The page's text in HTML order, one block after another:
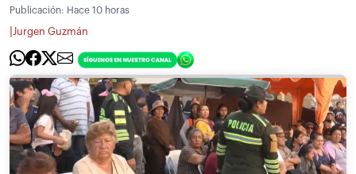
Publicación: Hace 10 horas
Jurgen Guzmán